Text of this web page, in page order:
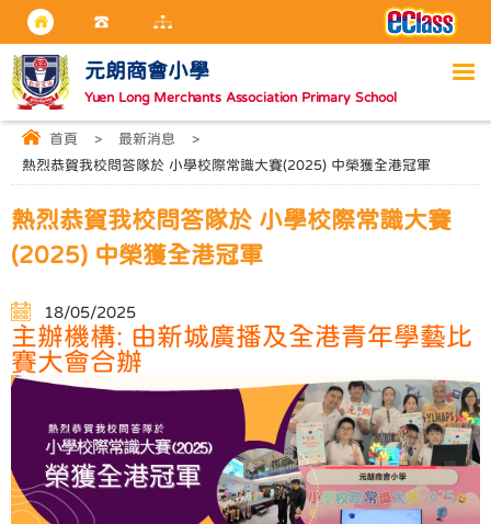
元朗商會小學
Yuen Long Merchants Association Primary School
首頁 > 最新消息
>
熱烈恭賀我校問答隊於 小學校際常識大賽(2025) 中榮獲全港冠軍
熱烈恭賀我校問答隊於 小學校際常識大賽
(2025) 中榮獲全港冠軍
18/05/2025
主辦機構: 由新城廣播及全港青年學藝比
賽大會合辦